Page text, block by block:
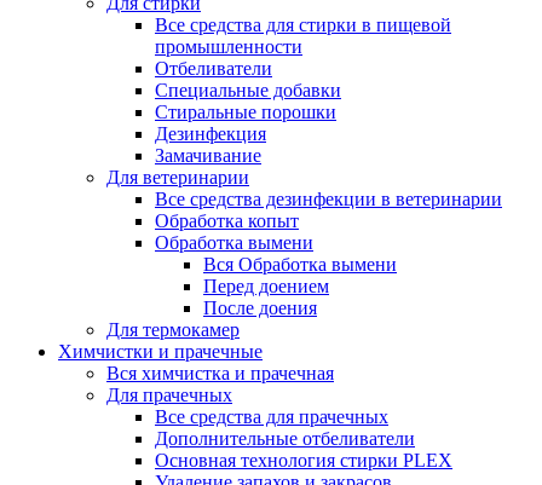
Все средства для стирки в пищевой
промышленности
Отбеливатели
Специальные добавки
Стиральные порошки
Дезинфекция
Замачивание
Для ветеринарии
Все средства дезинфекции в ветеринарии
Обработка копыт
Обработка вымени
Вся Обработка вымени
Перед доением
После доения
Для термокамер
Химчистки и прачечные
Вся химчистка и прачечная
Для прачечных
Все средства для прачечных
Дополнительные отбеливатели
Основная технология стирки PLEX